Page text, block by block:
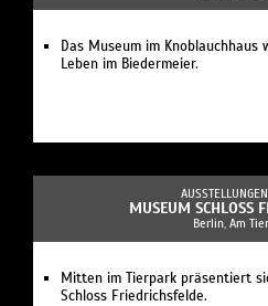
Das Museum im
Leben im Biedermeier.
MUSEUM SCHLOSS
Berlin, Am
Mitten im Tierpark präsentiert
Schloss Friedrichsfelde.